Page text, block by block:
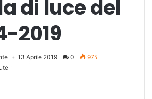
di luce del
2019
13 Aprile 2019 0
975